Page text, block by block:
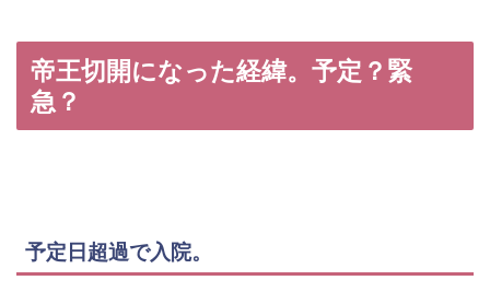
帝王切開になった経緯。予定？緊
急？
予定日超過で入院。